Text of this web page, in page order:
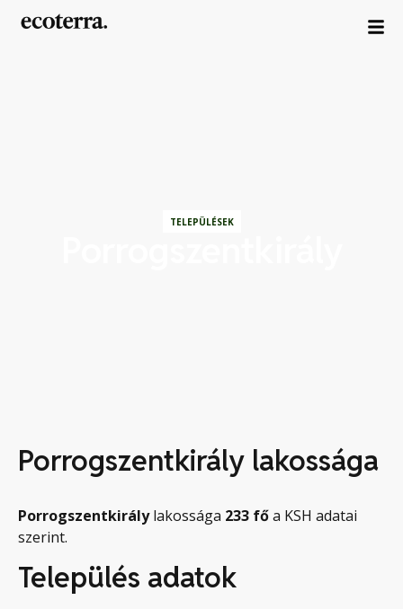
TELEPÜLÉSEK
Porrogszentkirály lakossága
Porrogszentkirálylakossága 233 főa KSH adatai
szerint.
Település adatok